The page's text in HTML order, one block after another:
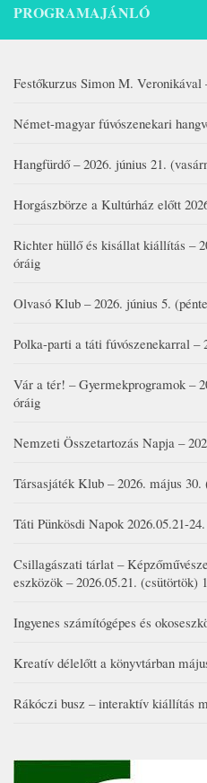
PROGRAMAJÁNLÓ
Festőkurzus Simon M. Veronikával
Német-magyar fúvószenekari
Hangfürdő – 2026. június 21.
Horgászbörze a Kultúrház előtt
Richter hüllő és kisállat kiállítás –
óráig
Olvasó Klub – 2026. június 5.
Polka-parti a táti fúvószenekarral –
Vár a tér! – Gyermekprogramok –
óráig
Nemzeti Összetartozás Napja –
Társasjáték Klub – 2026. május
Táti Pünkösdi Napok 2026.05.21-24.
Csillagászati tárlat –
eszközök – 2026.05.21. (csütörtök)
Ingyenes számítógépes és
Kreatív délelőtt a könyvtárban
Rákóczi busz – interaktív kiállítás